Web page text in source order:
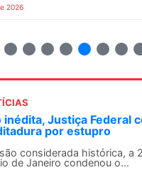
2026
inédita, Justiça Federal
por estupro
considerada histórica, a
de Janeiro condenou o...